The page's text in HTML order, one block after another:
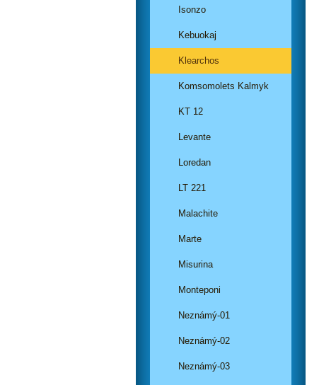
Isonzo
Kebuokaj
Klearchos
Komsomolets Kalmyk
KT 12
Levante
Loredan
LT 221
Malachite
Marte
Misurina
Monteponi
Neznámý-01
Neznámý-02
Neznámý-03